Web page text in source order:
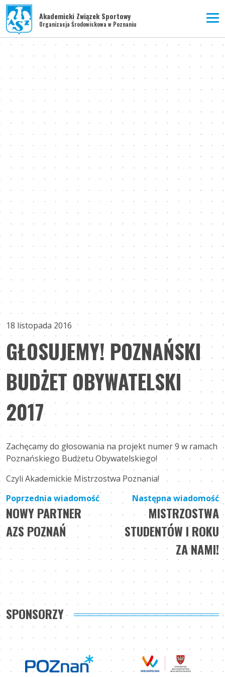
Akademicki Związek Sportowy
Organizacja Środowiskowa w Poznaniu
18 listopada 2016
GŁOSUJEMY! POZNAŃSKI
BUDŻET OBYWATELSKI
2017
Zachęcamy do głosowania na projekt numer 9 w ramach
Poznańskiego Budżetu Obywatelskiego!
Czyli Akademickie Mistrzostwa Poznania!
Nawigacja
wpisu
Poprzednia wiadomość
NOWY PARTNER
AZS POZNAŃ
Następna wiadomość
MISTRZOSTWA
STUDENTÓW I ROKU
ZA NAMI!
SPONSORZY